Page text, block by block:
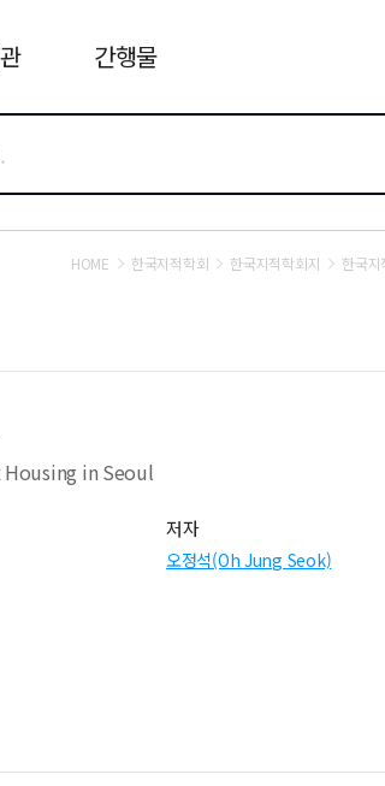
간행물
HOME 한국지적학회 한국지적학회지 한국지
in Seoul
저자
오정석(Oh Jung Seok)